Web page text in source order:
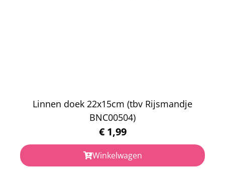
Linnen doek 22x15cm (tbv Rijsmandje
BNC00504)
€1,99
Winkelwagen